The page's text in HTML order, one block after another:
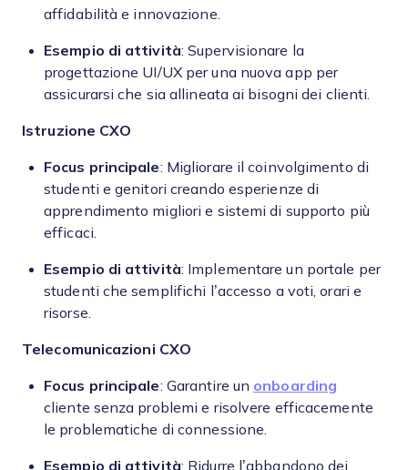
affidabilità e innovazione.
Esempio di attività: Supervisionare la
progettazione UI/UX per una nuova app per
assicurarsi che sia allineata ai bisogni dei clienti.
Istruzione CXO
Focus principale: Migliorare il coinvolgimento di
studenti e genitori creando esperienze di
apprendimento migliori e sistemi di supporto più
efficaci.
Esempio di attività: Implementare un portale per
studenti che semplifichi l’accesso a voti, orari e
risorse.
Telecomunicazioni CXO
Focus principale: Garantire un onboarding
cliente senza problemi e risolvere efficacemente
le problematiche di connessione.
Esempio di attività: Ridurre l’abbandono dei